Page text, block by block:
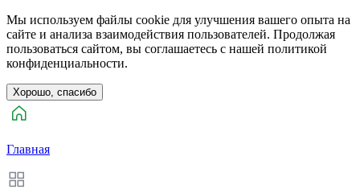
Мы используем файлы cookie для улучшения вашего опыта на
сайте и анализа взаимодействия пользователей. Продолжая
пользоваться сайтом, вы соглашаетесь с нашей политикой
конфиденциальности.
Хорошо, спасибо
Главная